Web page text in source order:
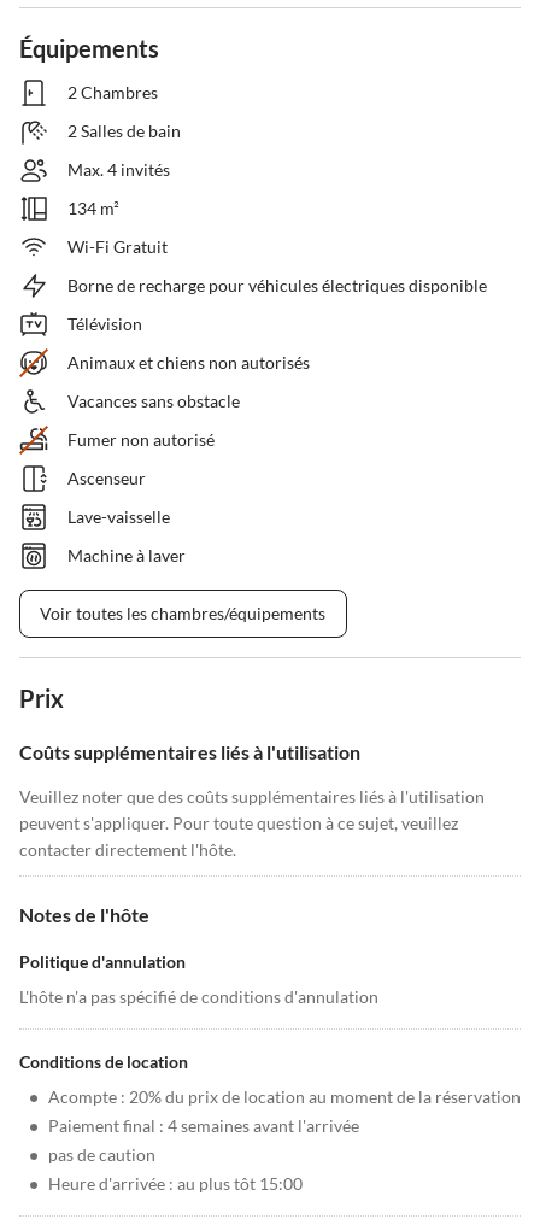
Équipements
2 Chambres
2 Salles de bain
Max. 4 invités
134 m²
Wi-Fi Gratuit
Borne de recharge pour véhicules électriques disponible
Télévision
Animaux et chiens non autorisés
Vacances sans obstacle
Fumer non autorisé
Ascenseur
Lave-vaisselle
Machine à laver
Voir toutes les chambres/équipements
Prix
Coûts supplémentaires liés à l'utilisation
Veuillez noter que des coûts supplémentaires liés à l'utilisation
peuvent s'appliquer. Pour toute question à ce sujet, veuillez
contacter directement l'hôte.
Notes de l'hôte
Politique d'annulation
L'hôte n'a pas spécifié de conditions d'annulation
Conditions de location
• Acompte : 20% du prix de location au moment de la réservation
• Paiement final : 4 semaines avant l'arrivée
• pas de caution
• Heure d'arrivée : au plus tôt 15:00